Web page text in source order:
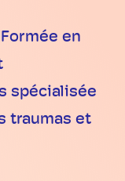
en
spécialisée
traumas et